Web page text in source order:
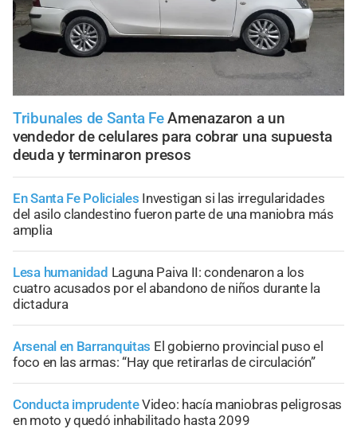
Tribunales de Santa Fe Amenazaron a un
vendedor de celulares para cobrar una supuesta
deuda y terminaron presos
En Santa Fe Policiales Investigan si las irregularidades
del asilo clandestino fueron parte de una maniobra más
amplia
Lesa humanidad Laguna Paiva II: condenaron a los
cuatro acusados por el abandono de niños durante la
dictadura
Arsenal en Barranquitas El gobierno provincial puso el
foco en las armas: “Hay que retirarlas de circulación”
Conducta imprudenteVideo: hacía maniobras peligrosas
en moto y quedó inhabilitado hasta 2099